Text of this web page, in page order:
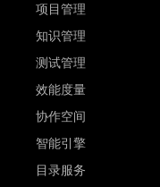
项目管理
知识管理
测试管理
效能度量
协作空间
智能引擎
目录服务